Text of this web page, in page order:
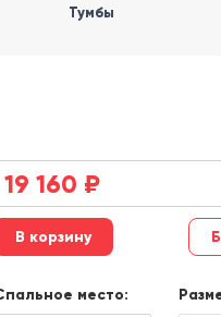
Тумбы
19 160 ₽
место: